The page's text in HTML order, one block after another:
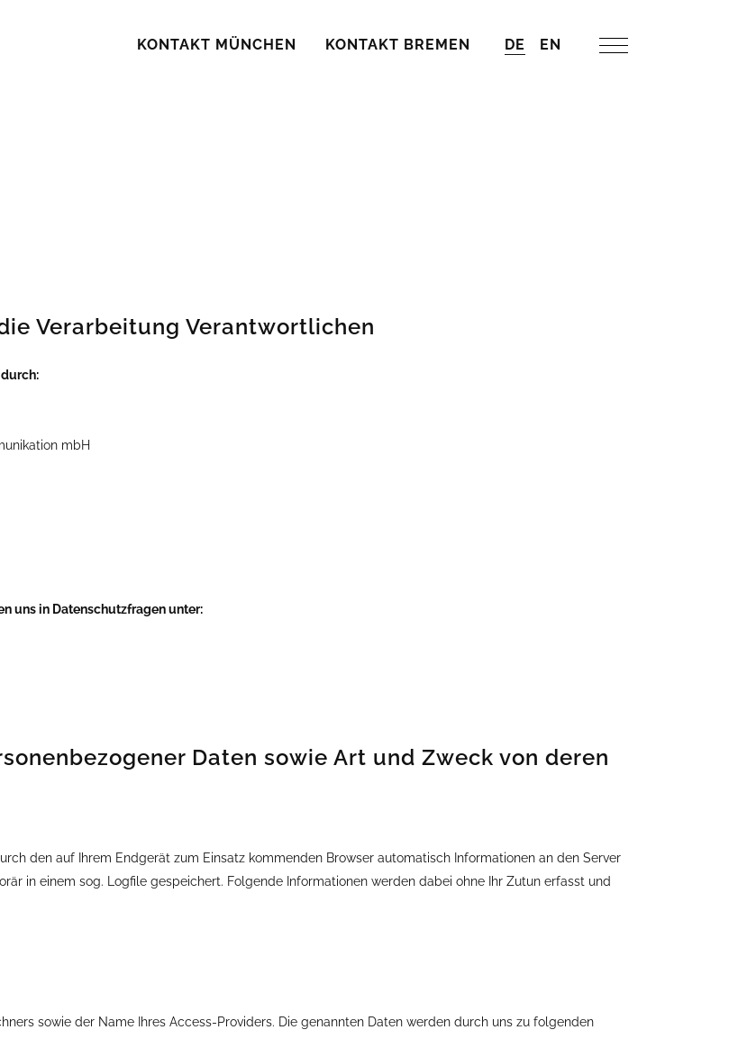
KONTAKT MÜNCHEN KONTAKT BREMEN DE EN
Verarbeitung Verantwortlichen
mbH
uns in Datenschutzfragen unter:
Daten sowie Art und Zweck von deren
den auf Ihrem Endgerät zum Einsatz kommenden Browser automatisch Informationen an den Server
in einem sog. Logfile gespeichert. Folgende Informationen werden dabei ohne Ihr Zutun erfasst und
sowie der Name Ihres Access-Providers. Die genannten Daten werden durch uns zu folgenden